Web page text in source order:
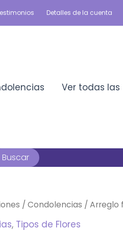
Detalles de la cuenta
Ver todas las
Buscar
/ Condolencias / Arreglo
, Tipos de Flores